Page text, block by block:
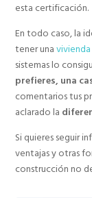
esta certificación.
En todo caso, la
tener una
sistemas lo
prefieres, una
comentarios tus
aclarado la
Si quieres seguir
ventajas y otras
construcción no